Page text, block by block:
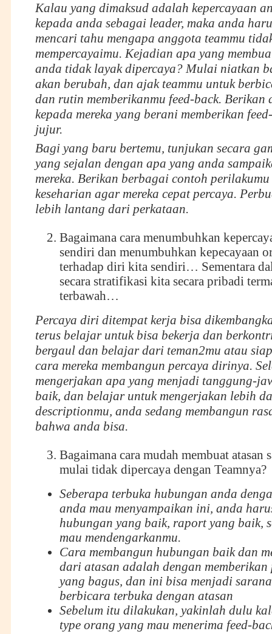
Kalau yang dimaksud adalah kepercayaan
kepada anda sebagai leader, maka anda
mencari tahu mengapa anggota teammu
mempercayaimu. Kejadian apa yang
anda tidak layak dipercaya? Mulai niatkan
akan berubah, dan ajak teammu untuk
dan rutin memberikanmu feed-back. Berikan
kepada mereka yang berani memberikan
jujur.
Bagi yang baru bertemu, tunjukan secara
yang sejalan dengan apa yang anda
mereka. Berikan berbagai contoh
keseharian agar mereka cepat percaya.
lebih lantang dari perkataan.
Bagaimana cara menumbuhkan
sendiri dan menumbuhkan kepecayaan
terhadap diri kita sendiri… Sementara
secara stratifikasi kita secara pribadi
terbawah…
Percaya diri ditempat kerja bisa
terus belajar untuk bisa bekerja dan
bergaul dan belajar dari teman2mu atau
cara mereka membangun percaya dirinya.
mengerjakan apa yang menjadi tanggung-
baik, dan belajar untuk mengerjakan lebih
descriptionmu, anda sedang membangun
bahwa anda bisa.
Bagaimana cara mudah membuat atasan
mulai tidak dipercaya dengan Teamnya?
Seberapa terbuka hubungan anda
anda mau menyampaikan ini, anda
hubungan yang baik, raport yang baik,
mau mendengarkanmu.
Cara membangun hubungan baik dan
dari atasan adalah dengan memberikan
yang bagus, dan ini bisa menjadi
berbicara terbuka dengan atasan
Sebelum itu dilakukan, yakinlah dulu
type orang yang mau menerima feed-